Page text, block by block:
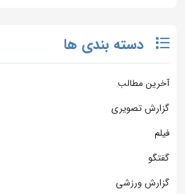
دسته بندی ها
آخرین مطالب
گزارش تصویری
فیلم
گفتگو
گزارش ورزشی